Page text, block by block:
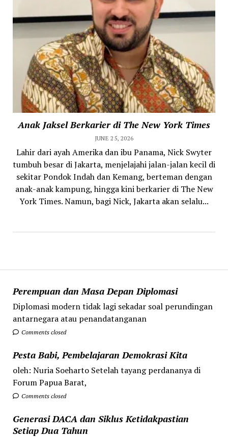
Perempuan dan Masa Depan Diplomasi
Diplomasi modern tidak lagi sekadar soal perundingan
antarnegara atau penandatanganan
Comments closed
Pesta Babi, Pembelajaran Demokrasi Kita
oleh: Nuria Soeharto Setelah tayang perdananya di
Forum Papua Barat,
Comments closed
Generasi DACA dan Siklus Ketidakpastian
Setiap Dua Tahun
Anak Jaksel Berkarier di The New York Times
JUNE 25, 2026
Lahir dari ayah Amerika dan ibu Panama, Nick Swyter
tumbuh besar di Jakarta, menjelajahi jalan-jalan kecil di
sekitar Pondok Indah dan Kemang, berteman dengan
anak-anak kampung, hingga kini berkarier di The New
York Times. Namun, bagi Nick, Jakarta akan selalu...